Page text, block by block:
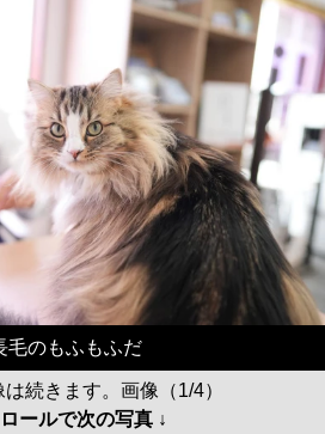
毛のもふもふだ
続きます。画像（1/4）
ールで次の写真 ↓